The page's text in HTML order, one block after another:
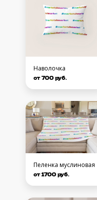
Наволочка
от 700 руб.
Пеленка муслиновая
от 1700 руб.